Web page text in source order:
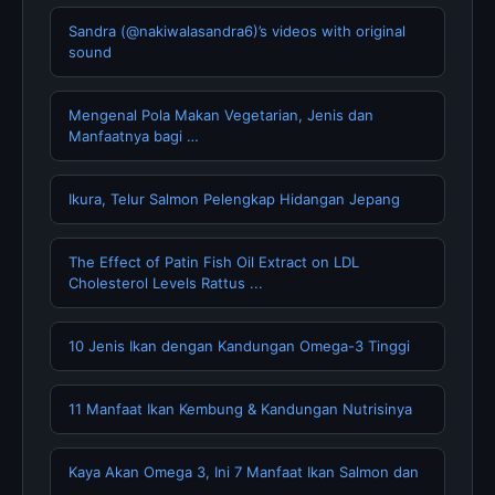
Sandra (@nakiwalasandra6)’s videos with original
sound
Mengenal Pola Makan Vegetarian, Jenis dan
Manfaatnya bagi …
Ikura, Telur Salmon Pelengkap Hidangan Jepang
The Effect of Patin Fish Oil Extract on LDL
Cholesterol Levels Rattus ...
10 Jenis Ikan dengan Kandungan Omega-3 Tinggi
11 Manfaat Ikan Kembung & Kandungan Nutrisinya
Kaya Akan Omega 3, Ini 7 Manfaat Ikan Salmon dan